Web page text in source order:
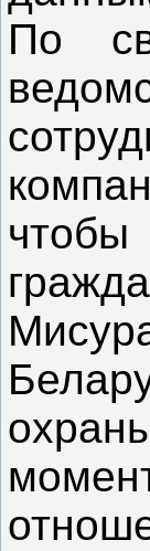
По
чтобы